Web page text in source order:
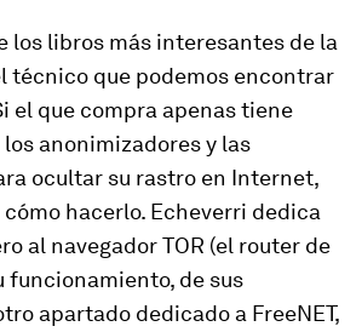
los libros más interesantes de la
técnico que podemos encontrar
el que compra apenas tiene
anonimizadores y las
ocultar su rastro en Internet,
hacerlo. Echeverri dedica
al navegador TOR (el router de
funcionamiento, de sus
apartado dedicado a FreeNET,